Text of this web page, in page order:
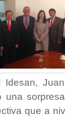
Idesan,
una
que a